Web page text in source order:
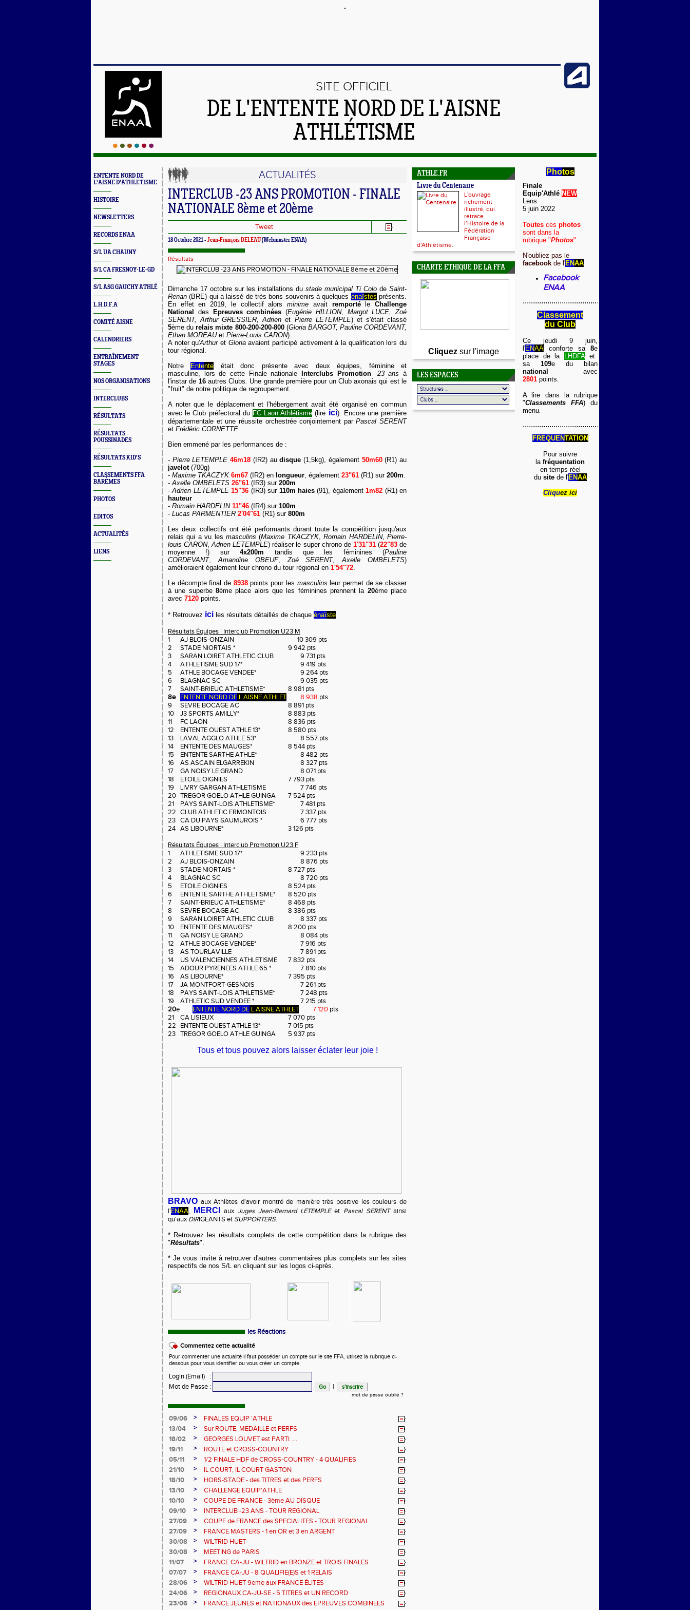
SITE OFFICIEL
DE L'ENTENTE NORD DE L'AISNE
ATHLÉTISME
ENTENTE NORD DE
L'AISNE D'ATHLETISME
HISTOIRE
NEWSLETTERS
RECORDS ENAA
S/L UA CHAUNY
S/L CA FRESNOY-LE-GD
S/L ASG GAUCHY ATHLÉ
L.H.D.F.A
COMITÉ AISNE
CALENDRIERS
ENTRAÎNEMENT
STAGES
NOS ORGANISATIONS
INTERCLUBS
RÉSULTATS
RÉSULTATS
POUSSINADES
RÉSULTATS KID'S
CLASSEMENTS FFA
BARÊMES
PHOTOS
EDITOS
ACTUALITÉS
LIENS
ACTUALITÉS
INTERCLUB -23 ANS PROMOTION - FINALE
NATIONALE 8ème et 20ème
Tweet
18 Octobre 2021 -Jean-François DELEAU(Webmaster ENAA)
Résultats
Dimanche 17 octobre sur les installations du stade municipal Ti Colo de Saint-
Renan (BRE) qui a laissé de très bons souvenirs à quelques énaïstes présents.
En effet en 2019, le collectif alorsminime avait remportéleChallenge
National
des Epreuves combinées (Eugénie HILLION, Margot LUCE, Zoé
SERENT, Arthur GRESSIER, Adrienet Pierre LETEMPLE) et s'était classé
5ème durelais mixte 800-200-200-800 (Gloria BARGOT, Pauline CORDEVANT,
Ethan MOREAU et Pierre-Louis CARON).
A noter qu'Arthuret Gloriaavaient participé activement à la qualification lors du
tour régional.
Notre
Entente était donc présente avec deux équipes, féminine et
masculine, lors de cette Finale nationale
Interclubs Promotion -23 ansà
l'instar de 16autres Clubs. Une grande première pour un Club axonais qui est le
"fruit" de notre politique de regroupement.
A noter que le déplacement et l'hébergement avait été organisé en commun
avec le Club préfectoral du FC Laon Athlétisme (lire ici). Encore une première
départementale et une réussite orchestrée conjointement parPascal SERENT
et Frédéric CORNETTE.
Bien emmené par les performances de :
- Pierre LETEMPLE 46m18 (IR2) audisque (1,5kg), également 50m60(R1) au
javelot(700g)
- Maxime TKACZYK 6m67 (IR2) en longueur, également 23"61 (R1) sur 200m.
- Axelle OMBELETS 26"61 (IR3) sur 200m
-Adrien LETEMPLE 15"36 (IR3) sur 110m haies(91), également1m82 (R1) en
hauteur
- Romain HARDELIN 11"46 (IR4) sur 100m
- Lucas PARMENTIER 2'04"61 (R1) sur 800m
Les deux collectifs ont été performants durant toute la compétition jusqu'aux
relais qui a vu les masculins (Maxime TKACZYK,Romain HARDELIN, Pierre-
louis CARON,Adrien LETEMPLE) réaliser le super chrono de 1'31"31(22"83de
moyenne !) sur4x200m tandis que les féminines (Pauline
CORDEVANT,Amandine OBEUF,Zoé SERENT,Axelle OMBELETS)
amélioraient également leur chrono du tour régional en 1'54"72.
Le décompte final de 8938points pour les masculins leur permet de se classer
à une superbe 8ème place alors que les féminines prennent la 20ème place
avec 7120 points.
* Retrouvez ici les résultats détaillés de chaque énaïste
Résultats Équipes | Interclub Promotion U23 M
1
AJ BLOIS-ONZAIN
10 309 pts
2
STADE NIORTAIS *
9 942 pts
3
SARAN LOIRET ATHLETIC CLUB
9 731 pts
4
ATHLETISME SUD 17*
9 419 pts
5
ATHLE BOCAGE VENDEE*
9 264 pts
6
BLAGNAC SC
9 035 pts
7
SAINT-BRIEUC ATHLETISME*
8 981 pts
8e
ENTENTE NORD DEL AISNE ATHLET 8 938 pts
9
SEVRE BOCAGE AC
8 891 pts
10
J3 SPORTS AMILLY*
8 883 pts
11
FC LAON
8 836 pts
12
ENTENTE OUEST ATHLE 13*
8 580 pts
13
LAVAL AGGLO ATHLE 53*
8 557 pts
14
ENTENTE DES MAUGES*
8 544 pts
15
ENTENTE SARTHE ATHLE*
8 482 pts
16
AS ASCAIN ELGARREKIN
8 327 pts
17
GA NOISY LE GRAND
8 071 pts
18
ETOILE OIGNIES
7 793 pts
19
LIVRY GARGAN ATHLETISME
7 746 pts
20 TREGOR GOELO ATHLE GUINGA
7 524 pts
21
PAYS SAINT-LOIS ATHLETISME*
7 481 pts
22 CLUB ATHLETIC ERMONTOIS
7 337 pts
23 CA DU PAYS SAUMUROIS *
6 777 pts
24 AS LIBOURNE*
3 126 pts
Résultats Équipes | Interclub Promotion U23 F
1
ATHLETISME SUD 17*
9 233 pts
2
AJ BLOIS-ONZAIN
8 876 pts
3
STADE NIORTAIS *
8 727 pts
4
BLAGNAC SC
8 720 pts
5
ETOILE OIGNIES
8 524 pts
6
ENTENTE SARTHE ATHLETISME*
8 520 pts
7
SAINT-BRIEUC ATHLETISME*
8 468 pts
8
SEVRE BOCAGE AC
8 386 pts
9
SARAN LOIRET ATHLETIC CLUB
8 337 pts
10
ENTENTE DES MAUGES*
8 200 pts
11
GA NOISY LE GRAND
8 084 pts
12
ATHLE BOCAGE VENDEE*
7 916 pts
13
AS TOURLAVILLE
7 891 pts
14
US VALENCIENNES ATHLETISME
7 832 pts
15
ADOUR PYRENEES ATHLE 65 *
7 810 pts
16
AS LIBOURNE*
7 395 pts
17
JA MONTFORT-GESNOIS
7 261 pts
18
PAYS SAINT-LOIS ATHLETISME*
7 248 pts
19
ATHLETIC SUD VENDEE *
7 215 pts
20e ENTENTE NORD DEL AISNE ATHLET 7 120 pts
21
CA LISIEUX
7 070 pts
22
ENTENTE OUEST ATHLE 13*
7 015 pts
23 TREGOR GOELO ATHLE GUINGA 5 937 pts
Tous et tous pouvez alors laisser éclater leur joie !
BRAVO aux Athlètes d'avoir montré de manière très positive les couleurs de
l'ENAA, MERCI aux Juges Jean-Bernard LETEMPLEet Pascal SERENTainsi
qu'aux DIRIGEANTS et SUPPORTERS.
* Retrouvez les résultats complets de cette compétition dans la rubrique des
"Résultats".
* Je vous invite à retrouver d'autres commentaires plus complets sur les sites
respectifs de nos S/L en cliquant sur les logos ci-après.
les Réactions
Commentez cette actualité
Pour commenter une actualité il faut posséder un compte sur le site FFA, utilisez la rubrique ci-
dessous pour vous identifier ou vous créer un compte.
Login (Email)
:
Mot de Passe : |
mot de passe oublié ?
09/06 >
FINALES EQUIP 'ATHLE
13/04
>
Sur ROUTE, MEDAILLE et PERFS
18/02
>
GEORGES LOUVET est PARTI ....
19/11
>
ROUTE et CROSS-COUNTRY
05/11
>
1/2 FINALE HDF de CROSS-COUNTRY - 4 QUALIFIES
21/10
>
IL COURT, IL COURT GASTON
18/10
>
HORS-STADE - des TITRES et des PERFS
13/10
>
CHALLENGE EQUIP'ATHLE
10/10
>
COUPE DE FRANCE - 3ème AU DISQUE
09/10
>
INTERCLUB -23 ANS - TOUR REGIONAL
27/09
>
COUPE de FRANCE des SPECIALITES - TOUR REGIONAL
27/09
>
FRANCE MASTERS - 1 en OR et 3 en ARGENT
30/08
>
WILTRID HUET
30/08
>
MEETING de PARIS
11/07
>
FRANCE CA-JU - WILTRID en BRONZE et TROIS FINALES
07/07
>
FRANCE CA-JU - 8 QUALIFIE(E)S et 1 RELAIS
28/06
>
WILTRID HUET 9eme aux FRANCE ÉLITES
24/06
>
REGIONAUX CA-JU-SE - 5 TITRES et UN RECORD
23/06
>
FRANCE JEUNES et NATIONAUX des EPREUVES COMBINEES
ATHLE.FR
Livre du Centenaire
L'ouvrage
richement
illustré, qui
retrace
l’Histoire de la
Fédération
Française
d'Athlétisme.
CHARTE ETHIQUE DE LA FFA
Cliquezsur l'image
LES ESPACES
Photos
Finale
Equip'Athlé NEW
Lens
5 juin 2022
Toutes ces photos
sont dans la
rubrique "Photos"
N'oubliez pas le
facebook de l 'ENAA
Facebook
ENAA
...........................................
Classement
du Club
Ce jeudi 9 juin,
l'ENAA conforte sa 8e
place de la
LHDFAet
sa 109e du bilan
national
avec
2801 points.
A lire dans la rubrique
"Classements FFA) du
menu.
...........................................
FREQUENTATION
Pour suivre
la fréquentation
en temps réel
dusite de l'ENAA
Cliquez ici